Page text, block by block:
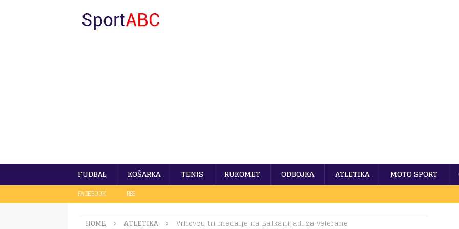
FUDBAL KOŠARKA TENIS RUKOMET ODBOJKA ATLETIKA MOTO SPORT
FACEBOOK RSS
HOME ATLETIKA Vrhovcu tri medalje na Balkanijadi za veterane